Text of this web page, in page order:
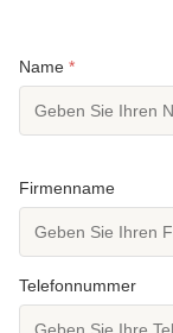
Name *
Firmenname
Telefonnummer